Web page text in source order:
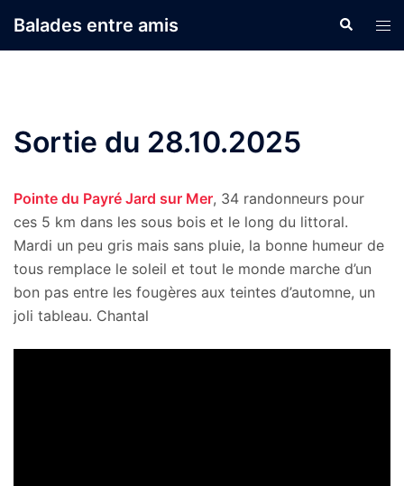
auBalades entre amis
le
Sortie du 28.10.2025
Pointe du Payré Jard sur Mer, 34 randonneurs pour
ces 5 km dans les sous bois et le long du littoral.
Mardi un peu gris mais sans pluie, la bonne humeur de
tous remplace le soleil et tout le monde marche d’un
bon pas entre les fougères aux teintes d’automne, un
joli tableau. Chantal